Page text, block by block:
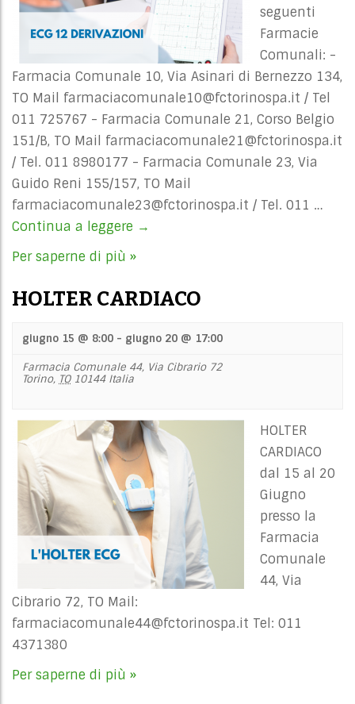
seguenti
Farmacie
Comunali: -
Farmacia Comunale 10, Via Asinari di Bernezzo 134,
TO Mail farmaciacomunale10@fctorinospa.it / Tel
011 725767 - Farmacia Comunale 21, Corso Belgio
151/B, TO Mail farmaciacomunale21@fctorinospa.it
/ Tel. 011 8980177 - Farmacia Comunale 23, Via
Guido Reni 155/157, TO Mail
farmaciacomunale23@fctorinospa.it / Tel. 011 …
Continua a leggere ELETTROCARDIOGRAMMA
→
Per saperne di più »
HOLTER CARDIACO
giugno 15 @ 8:00 - giugno 20 @ 17:00
Farmacia Comunale 44, Via Cibrario 72
Torino, TO 10144 Italia
HOLTER
CARDIACO
dal 15 al 20
Giugno
presso la
Farmacia
Comunale
44, Via
Cibrario 72, TO Mail:
farmaciacomunale44@fctorinospa.it Tel: 011
4371380
Per saperne di più »